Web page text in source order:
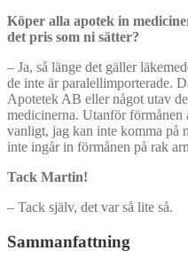
Köper alla apotek in
det pris som ni sätter?
– Ja, så länge det gäller
de inte är paralellimporterade.
Apotetek AB eller något utav
medicinerna. Utanför förmånen
vanligt, jag kan inte komma på
inte ingår in förmånen på rak
Tack Martin!
– Tack själv, det var så lite så.
Sammanfattning